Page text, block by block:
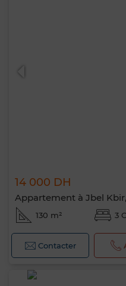
14 000 DH
Appartement à Jbel
130 m² 3
Contacter